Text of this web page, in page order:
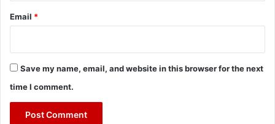
Email *
Save my name, email, and website in this browser for the next
time I comment.